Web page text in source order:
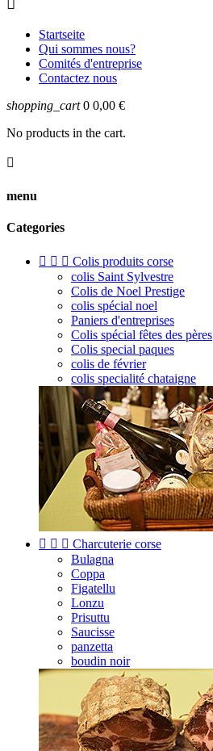

Startseite
Qui sommes nous?
Comités d'entreprise
Contactez nous
shopping_cart 0 0,00 €
No products in the cart.

menu
Categories
   Colis produits corse
colis Saint Sylvestre
Colis de Noel Prestige
colis spécial noel
Paniers d'entreprises
Colis spécial fêtes des pères
Colis special paques
colis de février
colis specialité chataigne
   Charcuterie corse
Bulagna
Coppa
Figatellu
Lonzu
Prisuttu
Saucisse
panzetta
boudin noir